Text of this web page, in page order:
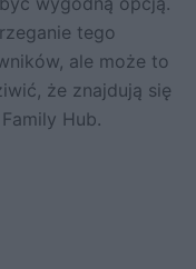
tego
ale może to
że znajdują się
Hub.